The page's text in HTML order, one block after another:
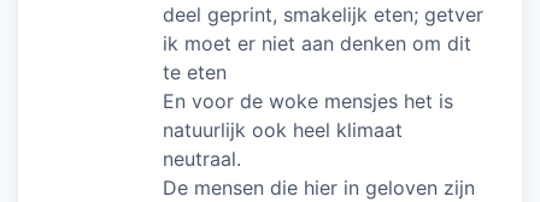
deel geprint, smakelijk eten; getver
ik moet er niet aan denken om dit
te eten
En voor de woke mensjes het is
natuurlijk ook heel klimaat
neutraal.
De mensen die hier in geloven zijn